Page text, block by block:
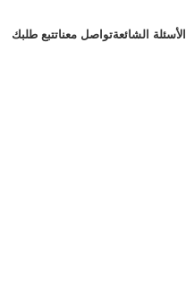
تتبع طلبكتواصل معناالأسئلة الشائعة